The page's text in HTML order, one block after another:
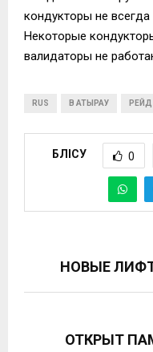
кондукторы не
Некоторые
валидаторы не
RUS В АТЫРАУ РЕЙД
БӨЛІСУ 0
НОВЫЕ
ОТКРЫТ